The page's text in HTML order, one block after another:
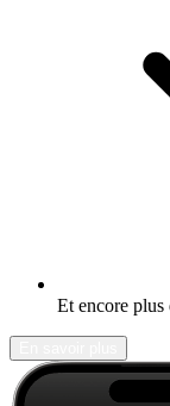
Et encore